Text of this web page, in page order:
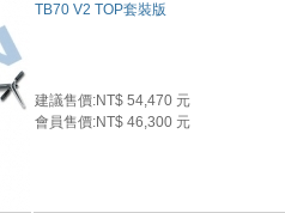
TB70 V2 TOP套裝版
建議售價:NT$ 54,470 元
會員售價:NT$ 46,300 元